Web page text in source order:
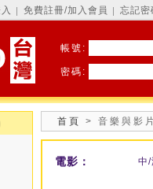
免費註冊/加入會員 忘記密
帳號:
密碼:
首頁 > 音樂與影
電影： 中/